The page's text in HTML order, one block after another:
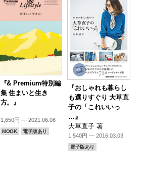
『& Premium特別編
集 住まいと生き
方。』
1,650円 — 2021.06.08
MOOK 電子版あり
『おしゃれも暮らし
も選りすぐり 大草直
子の「これいいっ
…』
大草直子 著
1,540円 — 2016.03.03
電子版あり